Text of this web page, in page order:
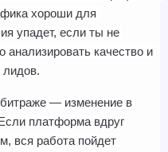
хороши для
упадет, если ты не
качество и
лидов.
— изменение в
платформа вдруг
вся работа пойдет